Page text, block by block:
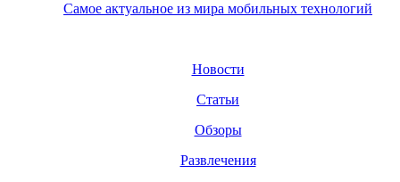
Самое актуальное из мира мобильных технологий
Новости
Статьи
Обзоры
Развлечения